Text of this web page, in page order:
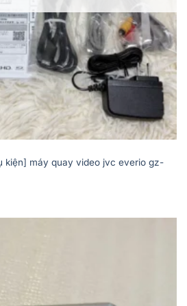
kiện] máy quay video jvc everio gz-